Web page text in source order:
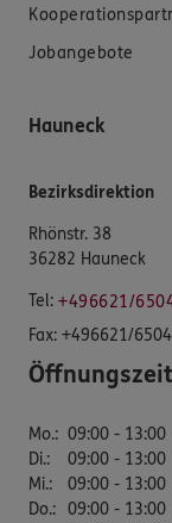
Jobangebote
Hauneck
Bezirksdirektion
Rhönstr. 38
36282 Hauneck
Tel: +496621/
Fax: +496621/
Mo.: 09:00 - 13:00
Di.:
09:00 - 13:00
Mi.:
09:00 - 13:00
Do.: 09:00 - 13:00